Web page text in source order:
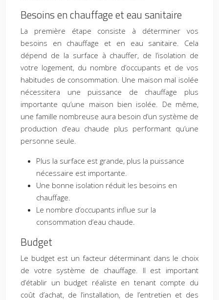
Besoins en chauffage et eau sanitaire
La première étape consiste à déterminer vos
besoins en chauffage et en eau sanitaire. Cela
dépend de la surface à chauffer, de l’isolation de
votre logement, du nombre d’occupants et de vos
habitudes de consommation. Une maison mal isolée
nécessitera une puissance de chauffage plus
importante qu’une maison bien isolée. De même,
une famille nombreuse aura besoin d’un système de
production d’eau chaude plus performant qu’une
personne seule.
Plus la surface est grande, plus la puissance
nécessaire est importante.
Une bonne isolation réduit les besoins en
chauffage.
Le nombre d’occupants influe sur la
consommation d’eau chaude.
Budget
Le budget est un facteur déterminant dans le choix
de votre système de chauffage. Il est important
d’établir un budget réaliste en tenant compte du
coût d’achat, de l’installation, de l’entretien et des